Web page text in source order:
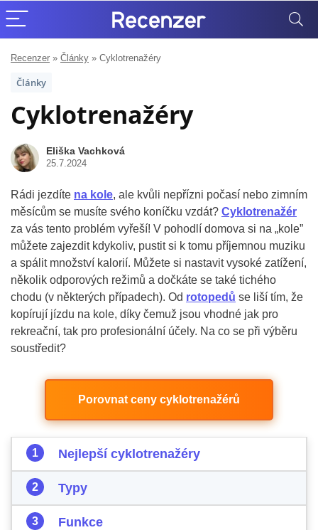
Recenzer » Články » Cyklotrenažéry
Články
Cyklotrenažéry
Eliška Vachková
25.7.2024
Rádi jezdíte na kole, ale kvůli nepřízni počasí nebo zimním
měsícům se musíte svého koníčku vzdát? Cyklotrenažér
za vás tento problém vyřeší! V pohodlí domova si na „kole”
můžete zajezdit kdykoliv, pustit si k tomu příjemnou muziku
a spálit množství kalorií. Můžete si nastavit vysoké zatížení,
několik odporových režimů a dočkáte se také tichého
chodu (v některých případech). Od rotopedů se liší tím, že
kopírují jízdu na kole, díky čemuž jsou vhodné jak pro
rekreační, tak pro profesionální účely. Na co se při výběru
soustředit?
Porovnat ceny cyklotrenažérů
Nejlepší cyklotrenažéry
Typy
Funkce